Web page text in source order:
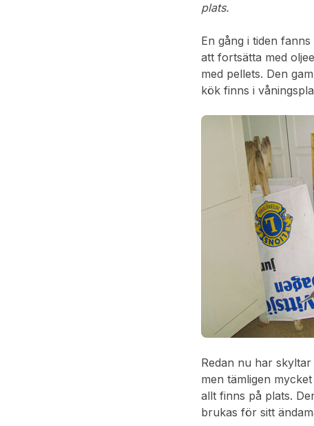
plats.
En gång i tiden
att fortsätta med
med pellets. Den
kök finns i
Redan nu har
men tämligen
allt finns på plats.
brukas för sitt